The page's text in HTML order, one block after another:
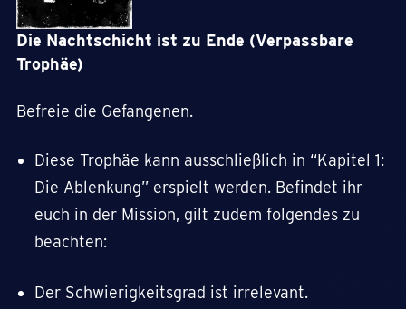
Die Nachtschicht ist zu Ende (Verpassbare
Trophäe)
Befreie die Gefangenen.
Diese Trophäe kann ausschließlich in “Kapitel 1:
Die Ablenkung” erspielt werden. Befindet ihr
euch in der Mission, gilt zudem folgendes zu
beachten:
Der Schwierigkeitsgrad ist irrelevant.